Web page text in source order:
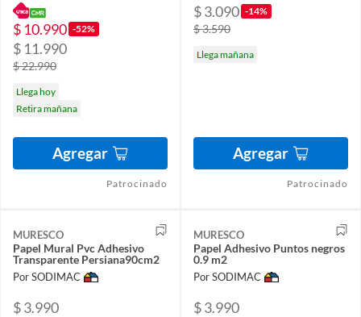
$ 10.990 -52%
$ 11.990
$ 22.990
Llega hoy
Retira mañana
Agregar
Patrocinado
$ 3.090 -14%
$ 3.590
Llega mañana
Agregar
Patrocinado
MURESCO
Papel Mural Pvc Adhesivo
Transparente Persiana90cm2
Por SODIMAC
$ 3.990
MURESCO
Papel Adhesivo Puntos negros
0.9 m2
Por SODIMAC
$ 3.990